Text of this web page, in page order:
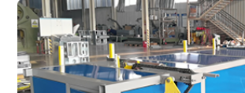
Soporte Técnico y